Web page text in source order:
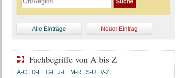
Alle Einträge Neuer Eintrag
Fachbegriffe von A bis Z
A-C D-F G-I J-L M-R S-U
V-Z